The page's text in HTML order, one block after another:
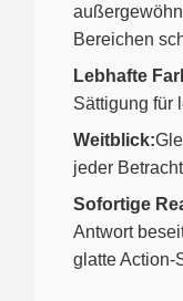
Bereichen
Lebhafte
Sättigung für
Weitblick:
jeder
Sofortige
Antwort
glatte Action-